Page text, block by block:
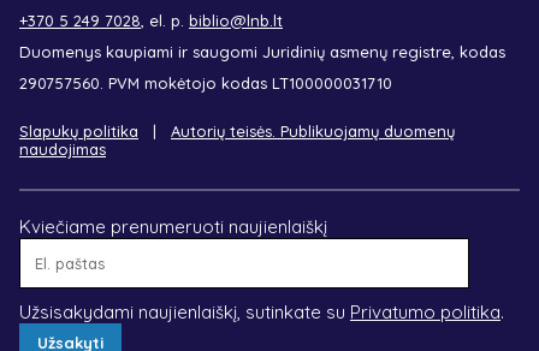
+370 5 249 7028 , el. p. biblio@lnb.lt
Duomenys kaupiami ir saugomi Juridinių asmenų registre, kodas
290757560. PVM mokėtojo kodas LT100000031710
Slapukų politika
Autorių teisės. Publikuojamų duomenų
naudojimas
Kviečiame prenumeruoti naujienlaiškį
Užsisakydami naujienlaiškį, sutinkate su Privatumo politika.